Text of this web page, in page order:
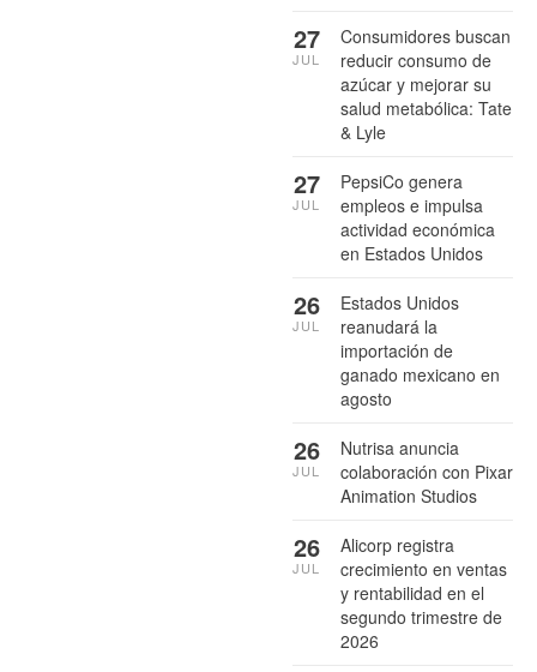
Consumidores buscan
reducir consumo de
azúcar y mejorar su
salud metabólica: Tate
& Lyle
27
JUL
PepsiCo genera
empleos e impulsa
actividad económica
en Estados Unidos
27
JUL
Estados Unidos
reanudará la
importación de
ganado mexicano en
agosto
26
JUL
Nutrisa anuncia
colaboración con Pixar
Animation Studios
26
JUL
Alicorp registra
crecimiento en ventas
y rentabilidad en el
segundo trimestre de
2026
26
JUL